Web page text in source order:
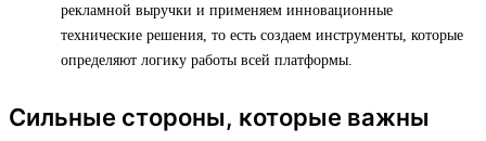
рекламной выручки и применяем инновационные
технические решения, то есть создаем инструменты, которые
определяют логику работы всей платформы.
Сильные стороны, которые важны